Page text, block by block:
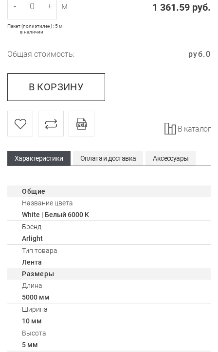
1 361.59 руб.
- + м
Пакет (полиэтилен) : 5 м
в наличии
Общая стоимость: 0
руб.
В КОРЗИНУ
В каталог
Характеристики Оплата и доставка Аксессуары
Общие
Название цвета
White | Белый 6000 K
Бренд
Arlight
Тип товара
Лента
Размеры
Длина
5000 мм
Ширина
10 мм
Высота
5 мм